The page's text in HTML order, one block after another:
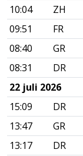
10:04
ZH
09:51
FR
08:40
GR
08:31
DR
22 juli 2026
15:09
DR
13:47
GR
13:17
DR